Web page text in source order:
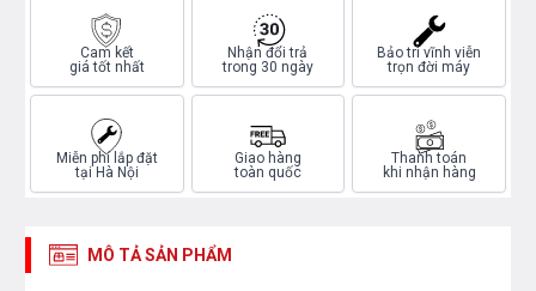
Cam kết
giá tốt nhất
Nhận đổi trả
trong 30 ngày
Bảo trì vĩnh viễn
trọn đời máy
Miễn phí lắp đặt
tại Hà Nội
Giao hàng
toàn quốc
Thanh toán
khi nhận hàng
MÔ TẢ SẢN PHẨM